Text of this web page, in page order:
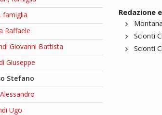
famiglia
Raffaele
Giovanni Battista
Giuseppe
Stefano
Ugo
Redazione
Scionti
Scionti